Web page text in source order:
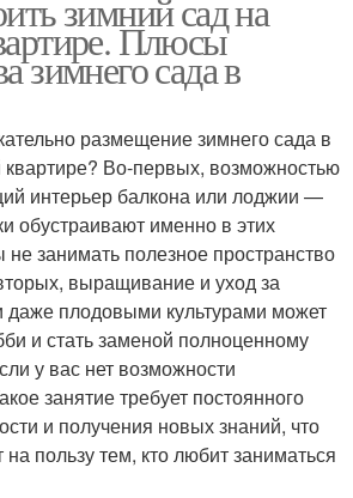
Растения в зимнем саду
зимний сад на
Плюсы
зимнего сада в
размещение зимнего сада в
квартире? Во-первых, возможностью
интерьер балкона или лоджии —
обустраивают именно в этих
занимать полезное пространство
выращивание и уход за
даже плодовыми культурами может
и стать заменой полноценному
у вас нет возможности
занятие требует постоянного
и получения новых знаний, что
пользу тем, кто любит заниматься